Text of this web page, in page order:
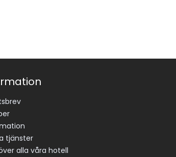
tjänster
alla våra hotell